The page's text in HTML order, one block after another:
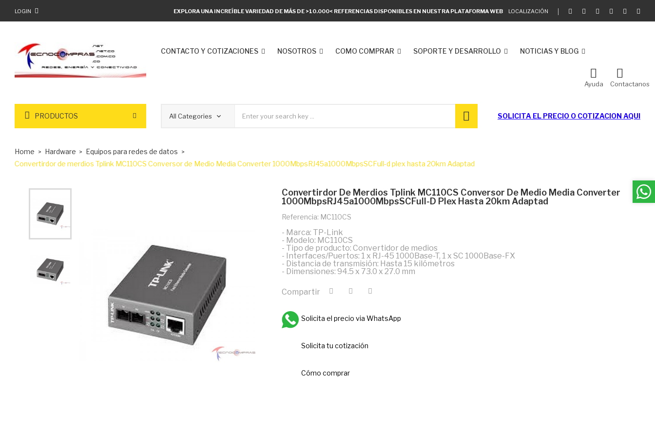
EXPLORA UNA INCREÍBLE VARIEDAD DE MÁS DE >10.000< REFERENCIAS DISPONIBLES EN NUESTRA PLATAFORMA WEB LOCALIZACIÓN
LOGIN
CONTACTO Y COTIZACIONES NOSOTROS COMO COMPRAR SOPORTE Y DESARROLLO NOTICIAS Y BLOG
Ayuda Contactanos
PRODUCTOS SOLICITA EL PRECIO O COTIZACION AQUI
Home Hardware
Equipos para redes de datos
Convertirdor de merdios Tplink MC110CS Conversor de Medio Media Converter 1000MbpsRJ45a1000MbpsSCFull-d plex hasta 20km Adaptad
Convertirdor De Merdios Tplink MC110CS Conversor De Medio Media Converter
1000MbpsRJ45a1000MbpsSCFull-D Plex Hasta 20km Adaptad
Referencia: MC110CS
- Marca: TP-Link
- Modelo: MC110CS
- Tipo de producto: Convertidor de medios
- Interfaces/Puertos: 1 x RJ-45 1000Base-T, 1 x SC 1000Base-FX
- Distancia de transmisión: Hasta 15 kilómetros
- Dimensiones: 94.5 x 73.0 x 27.0 mm
Compartir
Solicita el precio via WhatsApp
Solicita tu cotización
Cómo comprar